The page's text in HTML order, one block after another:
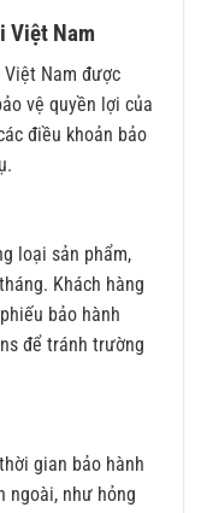
Việt Nam
Việt Nam được
vệ quyền lợi của
điều khoản bảo
loại sản phẩm,
Khách hàng
bảo hành
để tránh trường
gian bảo hành
ngoài, như hỏng